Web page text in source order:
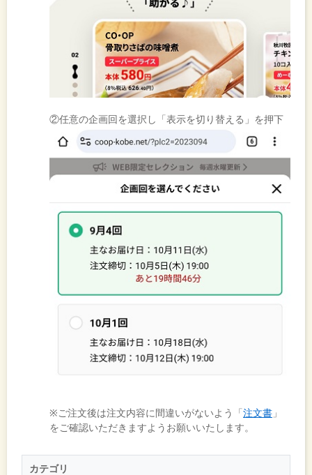
②任意の企画回を選択し「表示を切り替える」を押下
※ご注文後は注文内容に間違いがないよう「 注文書 」
をご確認いただきますようお願いいたします。
カテゴリ